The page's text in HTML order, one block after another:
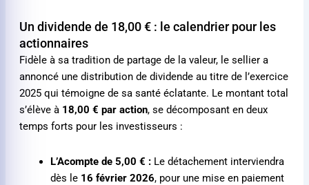
Un dividende de 18,00 € : le calendrier pour les
actionnaires
Fidèle à sa tradition de partage de la valeur, le sellier a
annoncé une distribution de dividende au titre de l’exercice
2025 qui témoigne de sa santé éclatante. Le montant total
s’élève à 18,00 € par action, se décomposant en deux
temps forts pour les investisseurs :
L’Acompte de5,00 € : Le détachement interviendra
dès le 16 février 2026, pour une mise en paiement